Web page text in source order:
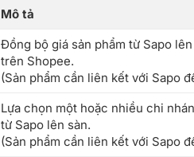
Mô tả
Đồng bộ giá sản phẩm từ Sapo
trên Shopee.
(Sản phẩm cần liên kết với Sapo
Lựa chọn một hoặc nhiều chi
từ Sapo lên sàn.
(Sản phẩm cần liên kết với Sapo